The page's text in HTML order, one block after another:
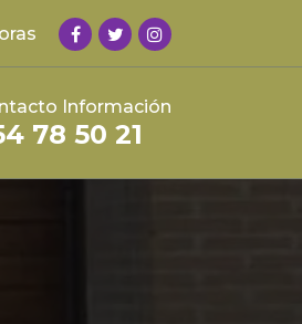
Información
78 50 21